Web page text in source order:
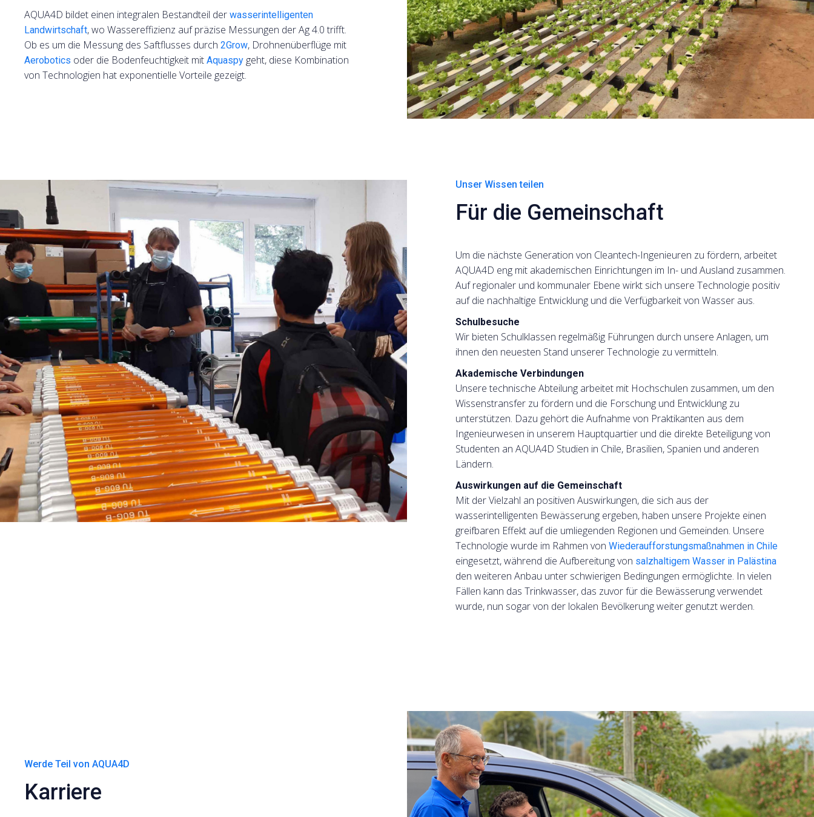
AQUA4D bildet einen integralen Bestandteil der wasserintelligenten
Landwirtschaft, wo Wassereffizienz auf präzise Messungen der Ag 4.0 trifft.
Ob es um die Messung des Saftflusses durch 2Grow, Drohnenüberflüge mit
Aerobotics oder die Bodenfeuchtigkeit mit Aquaspy geht, diese Kombination
von Technologien hat exponentielle Vorteile gezeigt.
Unser Wissen teilen
Für die Gemeinschaft
Um die nächste Generation von Cleantech-Ingenieuren zu fördern, arbeitet
AQUA4D eng mit akademischen Einrichtungen im In- und Ausland zusammen.
Auf regionaler und kommunaler Ebene wirkt sich unsere Technologie positiv
auf die nachhaltige Entwicklung und die Verfügbarkeit von Wasser aus.
Schulbesuche
Wir bieten Schulklassen regelmäßig Führungen durch unsere Anlagen, um
ihnen den neuesten Stand unserer Technologie zu vermitteln.
Akademische Verbindungen
Unsere technische Abteilung arbeitet mit Hochschulen zusammen, um den
Wissenstransfer zu fördern und die Forschung und Entwicklung zu
unterstützen. Dazu gehört die Aufnahme von Praktikanten aus dem
Ingenieurwesen in unserem Hauptquartier und die direkte Beteiligung von
Studenten an AQUA4D Studien in Chile, Brasilien, Spanien und anderen
Ländern.
Auswirkungen auf die Gemeinschaft
Mit der Vielzahl an positiven Auswirkungen, die sich aus der
wasserintelligenten Bewässerung ergeben, haben unsere Projekte einen
greifbaren Effekt auf die umliegenden Regionen und Gemeinden. Unsere
Technologie wurde im Rahmen von Wiederaufforstungsmaßnahmen in Chile
eingesetzt, während die Aufbereitung von salzhaltigem Wasser in Palästina
den weiteren Anbau unter schwierigen Bedingungen ermöglichte. In vielen
Fällen kann das Trinkwasser, das zuvor für die Bewässerung verwendet
wurde, nun sogar von der lokalen Bevölkerung weiter genutzt werden.
Werde Teil von AQUA4D
Karriere